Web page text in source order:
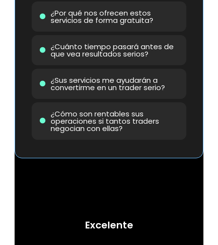
¿Por qué nos ofrecen estos
servicios de forma gratuita?
¿Cuánto tiempo pasará antes de
que vea resultados serios?
¿Sus servicios me ayudarán a
convertirme en un trader serio?
¿Cómo son rentables sus
operaciones si tantos traders
negocian con ellas?
Excelente